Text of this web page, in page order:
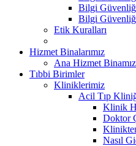
Bilgi
Bilgi
Etik Kuralları
Hizmet Binalarımız
Ana Hizmet Binamız
Tıbbi Birimler
Kliniklerimiz
Acil Tıp
Klinik
Doktor
Nasıl